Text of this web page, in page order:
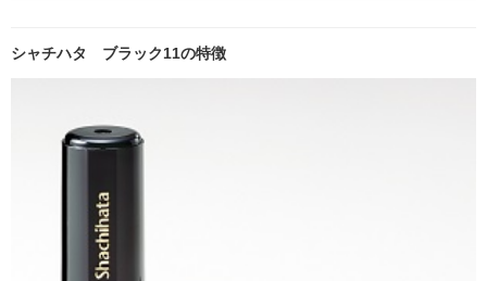
シャチハタ ブラック11の特徴